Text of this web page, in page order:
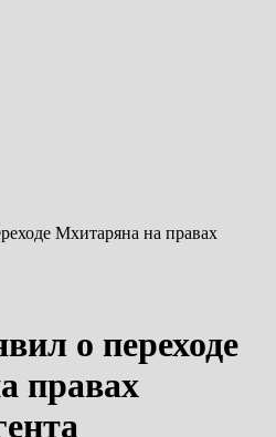
Мхитаряна на правах
о переходе
правах